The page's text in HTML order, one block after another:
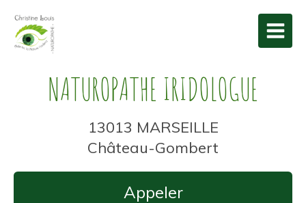
NATUROPATHE IRIDOLOGUE
13013 MARSEILLE
Château-Gombert
Appeler